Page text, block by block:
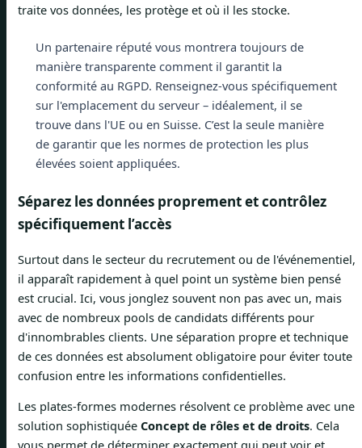
traite vos données, les protège et où il les stocke.
Un partenaire réputé vous montrera toujours de
manière transparente comment il garantit la
conformité au RGPD. Renseignez-vous spécifiquement
sur l'emplacement du serveur – idéalement, il se
trouve dans l'UE ou en Suisse. C’est la seule manière
de garantir que les normes de protection les plus
élevées soient appliquées.
Séparez les données proprement et contrôlez
spécifiquement l’accès
Surtout dans le secteur du recrutement ou de l'événementiel,
il apparaît rapidement à quel point un système bien pensé
est crucial. Ici, vous jonglez souvent non pas avec un, mais
avec de nombreux pools de candidats différents pour
d'innombrables clients. Une séparation propre et technique
de ces données est absolument obligatoire pour éviter toute
confusion entre les informations confidentielles.
Les plates-formes modernes résolvent ce problème avec une
solution sophistiquée Concept de rôles et de droits. Cela